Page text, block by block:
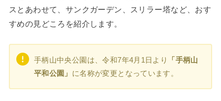
スとあわせて、サンクガーデン、スリラー塔など、おす
すめの見どころを紹介します。
手柄山中央公園は、令和7年4月1日より
「手柄山
平和公園」 に名称が変更となっています。